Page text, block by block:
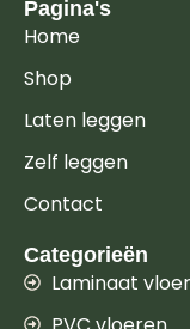
Pagina's
Home
Shop
Laten leggen
Zelf leggen
Contact
Categorieën
Laminaat